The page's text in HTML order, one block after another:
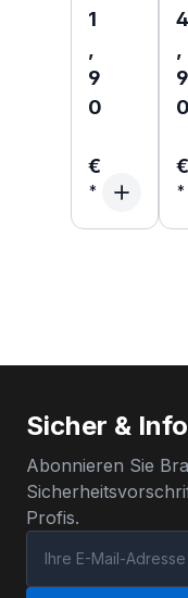
1
9
0
€
4
9
0
€
Sicher &
Abonnieren Sie
Profis.